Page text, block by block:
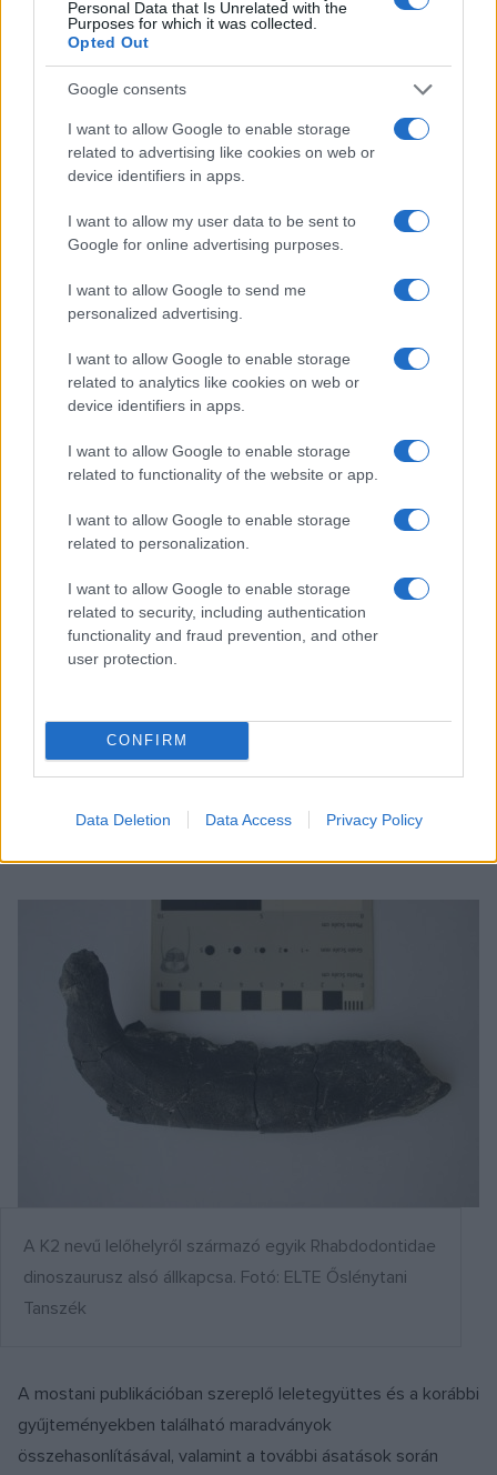
Personal Data that Is Unrelated with the
Purposes for which it was collected.
Opted Out
Google consents
I want to allow Google to enable storage
related to advertising like cookies on web or
device identifiers in apps.
I want to allow my user data to be sent to
Google for online advertising purposes.
I want to allow Google to send me
personalized advertising.
I want to allow Google to enable storage
related to analytics like cookies on web or
device identifiers in apps.
I want to allow Google to enable storage
related to functionality of the website or app.
I want to allow Google to enable storage
related to personalization.
I want to allow Google to enable storage
related to security, including authentication
functionality and fraud prevention, and other
user protection.
CONFIRM
Data Deletion Data Access Privacy Policy
Az újonnan előkerült maradványok a legteljesebb
viszonylag kevés törést és kopást szenvedtek el az eltelt
évmilliók során, továbbá olyan csontelemek is megtalálhatók
Rhabdodontida dinoszaurusz esetében sem.
„A K2 lelőhelyről begyűjtött leletanyag további jelentősége,
hogy az legalább két, hasonló méretű, ugyanabba a fajba
tartozó egyedtől származik, és tartalmaz több
koponyaelemet és számos, a test más területéről származó
csontot, mint például csigolyákat és végtagcsontokat is. Az
ilyen összetartozó részleges csontvázak nagyon ritkák a
Rhabdodontidae családba tartozó dinoszauruszoktól, és ez
az első ilyen ismert előfordulás a valiorai lelőhelyekről” –
tette hozzá Csiki-Sava Zoltán, a Bukaresti Egyetem
A késő kréta időszakból származó dinoszauruszfosszíliák
sokkal ritkábbak Európában, mint Ázsiában vagy Észak-
hiányos csontvázak vagy különálló csontelemek, tehát eddig
még nem ismert egyik rhabdodontida faj teljes csontváza
kutatását.
A K2 nevű lelőhelyről származó egyik Rhabdodontidae
dinoszaurusz alsó állkapcsa. Fotó: ELTE Őslénytani
Tanszék
A mostani publikációban szereplő leletegyüttes és a korábbi
gyűjteményekben található maradványok
összehasonlításával, valamint a további ásatások során